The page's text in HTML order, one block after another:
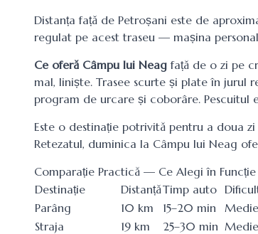
Distanța față de Petroșani este de
regulat pe acest traseu — mașina
Ce oferă Câmpu lui Neag față de o zi pe
mal, liniște. Trasee scurte și plate în jurul
program de urcare și coborâre.
Este o destinație potrivită pentru a doua
Retezatul, duminica la Câmpu lui Neag
Comparație Practică — Ce Alegi în
Destinație
DistanțăTimp auto
Parâng
10 km 15–20 min
Straja
19 km 25–30 min Medie